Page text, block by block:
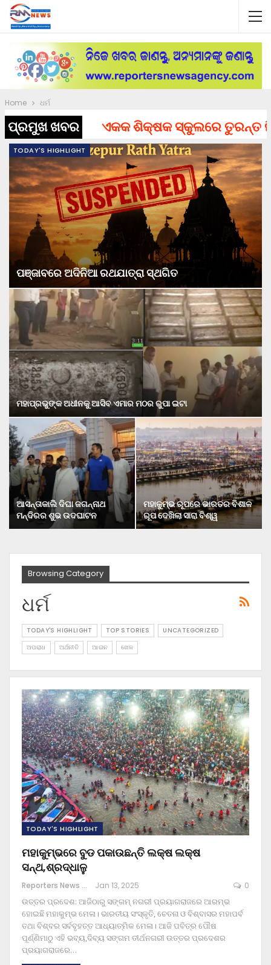
Home ଧର୍ମ
ପ୍ରମୁଖ ଖବରଏକକ ଶିକ୍ଷକ ସ୍କୁଲରେ ତୁରନ୍ତ ନିଯୁକ୍ତ
TODAY'S HIGHLIGHT
ପଞ୍ଜାବରେ ଅଦିନିଆ ରଥଯାତ୍ରା ସ୍ଥଗିତ
ମହାପ୍ରଭୁଙ୍କ ଅଧୀନକୁ ଆସିବ ଏମାର ମଠର ରୁପା ଇଟା
ଆସନ୍ତାକାଲି ଦିଘା ଜଗନ୍ନାଥ
ମନ୍ଦିରର ଶୁଭ ଉଦଘାଟନ
ମହାକୁମ୍ଭ ରୂପରେ ଭାରତର ବିଶାଳ
ରୂପ ଦେଖିଲା ସାରା ବିଶ୍ୱ
Browsing Category
ଧର୍ମ
TODAY'S HIGHLIGHT TOP STORIES
UNCATEGORIZED
ଅପରାଧ
ଅର୍ଥନୀତି ଆଇନ ଖେଳ
TODAY'S HIGHLIGHT
ମହାକୁମ୍ଭରେ ବୁଡ ପକାଉଛନ୍ତି ଲକ୍ଷ ଲକ୍ଷ
ସନ୍ଥ,ଶ୍ରଦ୍ଧାଳୁ
Reporters News Agency Jan 13, 2025 0
ଉତ୍ତର ପ୍ରଦେଶ: ଆଜିଠାରୁ ସଙ୍ଗମ୍ ନଗରୀ ପ୍ରୟାଗରାଜରେ ଆରମ୍ଭ
ହୋଇଛି ମହାକୁମ୍ଭ ମେଳା। ଭାରତୀୟ ସଂସ୍କୃତି, ଚେତନା ଓ ବିଶ୍ବାସର ମହାପର୍ବ
ତଥା ବିଶ୍ବର ସର୍ବବୃହତ୍ତ ଆଧ୍ୟାତ୍ମିକ ମେଳା। ଆଜି ପବିତ୍ର ପୌଷ
ପୂର୍ଣ୍ଣିମାଠୁ ଏହି ଭବ୍ୟ,ଦିବ୍ୟ ସଙ୍ଗମ ତୀର୍ଥନଗରୀ ଉତ୍ତର ପ୍ରଦେଶର
ପ୍ରୟାଗରାଜରେ…